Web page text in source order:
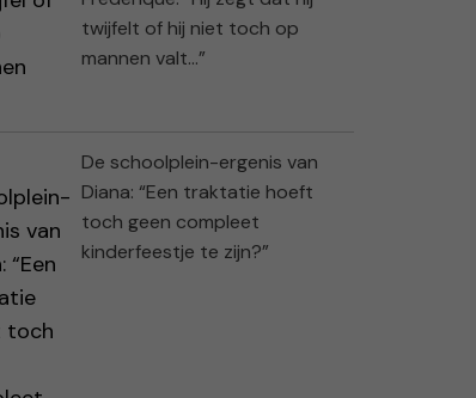
twijfelt of hij niet toch op
mannen valt…”
De schoolplein-ergenis van
Diana: “Een traktatie hoeft
toch geen compleet
kinderfeestje te zijn?”